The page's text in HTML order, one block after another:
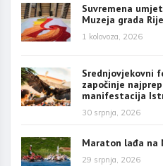
Suvremena
Muzeja grada
1 kolovoza, 2026
Srednjovjekovni
započinje
manifestacija
30 srpnja, 2026
Maraton lađa na
29 srpnja, 2026